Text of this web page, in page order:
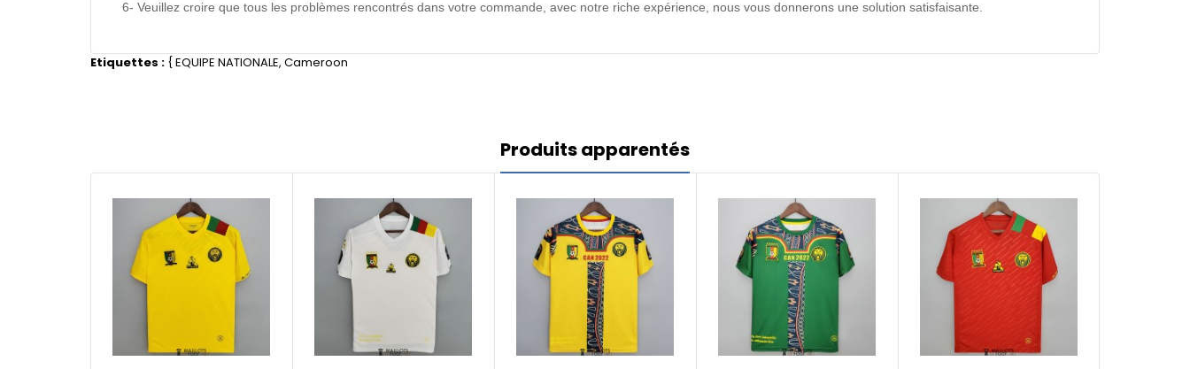
6- Veuillez croire que tous les problèmes rencontrés dans votre commande, avec notre riche expérience, nous vous donnerons une solution satisfaisante.
Etiquettes : {EQUIPE NATIONALE, Cameroon
Produits apparentés